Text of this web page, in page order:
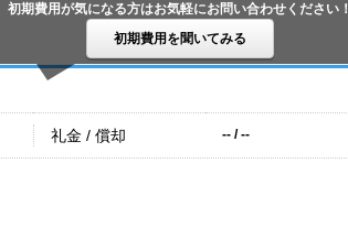
初期費用が気になる方はお気軽にお問い合わせください！
初期費用を聞いてみる
礼金 / 償却 -- / --